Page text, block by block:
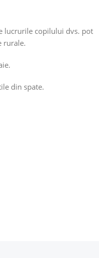
lucrurile copilului dvs. pot
rurale.
din spate.